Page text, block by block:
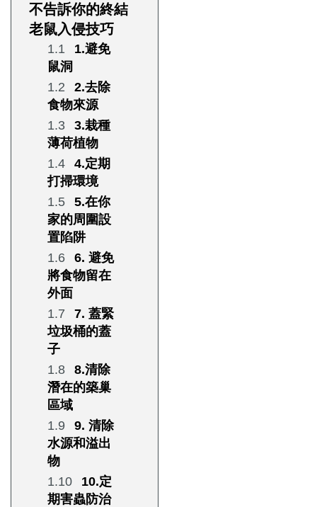
不告訴你的終結
老鼠入侵技巧
1.避免
鼠洞
2.去除
食物來源
3.栽種
薄荷植物
4.定期
打掃環境
5.在你
家的周圍設
置陷阱
6. 避免
將食物留在
外面
7. 蓋緊
垃圾桶的蓋
子
8.清除
潛在的築巢
區域
9. 清除
水源和溢出
物
10.定
期害蟲防治